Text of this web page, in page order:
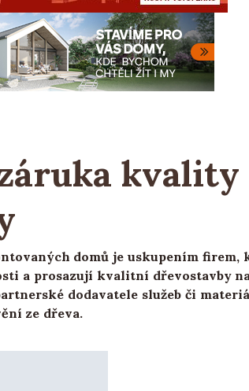
domů je uskupením
a prosazují kvalitní dřevostavby
dodavatele služeb či
ze dřeva.